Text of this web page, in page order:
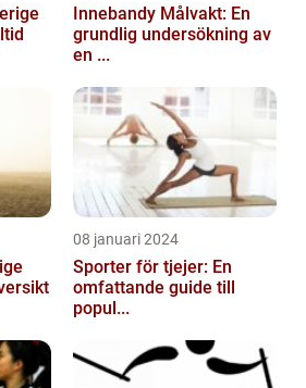
Innebandy Målvakt: En
grundlig undersökning av
en ...
08 januari 2024
Sporter för tjejer: En
omfattande guide till
popul...